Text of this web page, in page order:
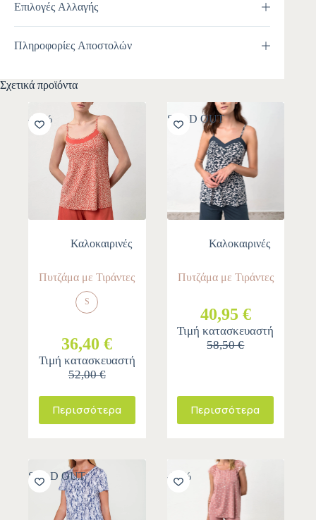
Επιλογές Αλλαγής
Πληροφορίες Αποστολών
Σχετικά προϊόντα
-30%
Καλοκαιρινές
Πυτζάμα με Τιράντες
S
36,40 €
Τιμή κατασκευαστή
52,00 €
Περισσότερα
SOLD OUT
Καλοκαιρινές
Πυτζάμα με Τιράντες
40,95 €
Τιμή κατασκευαστή
58,50 €
Περισσότερα
SOLD OUT -30%